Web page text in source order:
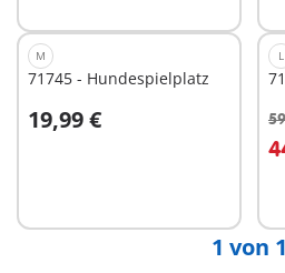
M
71745 - Hundespielplatz
19,99 €
In den Warenkorb
L
1 von 1